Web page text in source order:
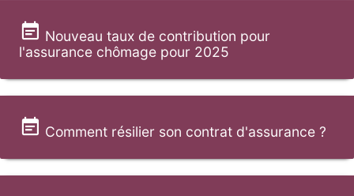
Nouveau taux de contribution pour
l'assurance chômage pour 2025
Comment résilier son contrat d'assurance ?